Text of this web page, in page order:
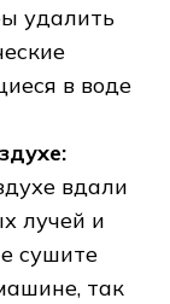
удалить
в воде
вдали
лучей и
сушите
так